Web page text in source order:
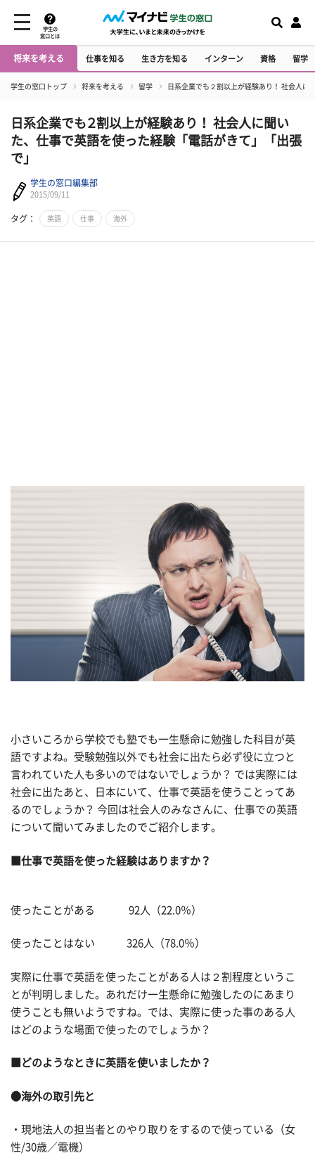
学生の
窓口とは
将来を考える 仕事を知る 生き方を知る インターン 資格 留学
学生の窓口トップ 将来を考える 留学 日系企業でも２割以上が経験あり！ 社会人に
日系企業でも２割以上が経験あり！ 社会人に聞い
た、仕事で英語を使った経験「電話がきて」「出張
で」
学生の窓口編集部
2015/09/11
タグ： 英語 仕事 海外
小さいころから学校でも塾でも一生懸命に勉強した科目が英
語ですよね。受験勉強以外でも社会に出たら必ず役に立つと
言われていた人も多いのではないでしょうか？ では実際には
社会に出たあと、日本にいて、仕事で英語を使うことってあ
るのでしょうか？ 今回は社会人のみなさんに、仕事での英語
について聞いてみましたのでご紹介します。
■仕事で英語を使った経験はありますか？
使ったことがある 92人（22.0％）
使ったことはない 326人（78.0％）
実際に仕事で英語を使ったことがある人は２割程度というこ
とが判明しました。あれだけ一生懸命に勉強したのにあまり
使うことも無いようですね。では、実際に使った事のある人
はどのような場面で使ったのでしょうか？
■どのようなときに英語を使いましたか？
●海外の取引先と
・現地法人の担当者とのやり取りをするので使っている（女
性/30歳／電機）